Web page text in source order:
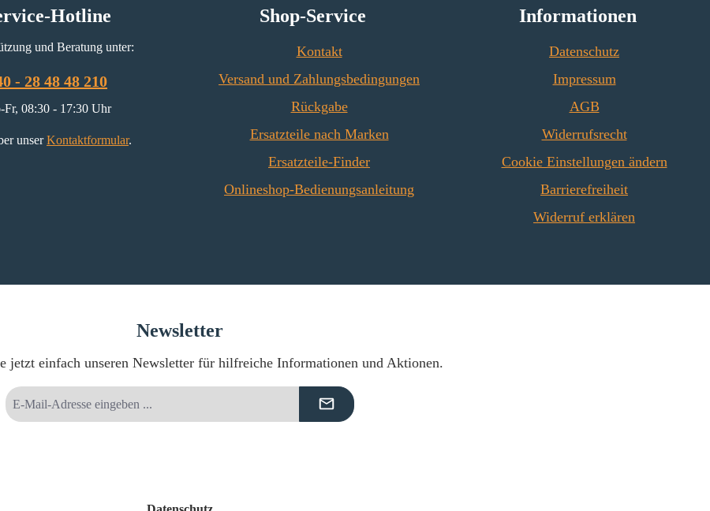
Hotline
und Beratung unter:
- 28 48 48 210
Fr, 08:30 - 17:30 Uhr
unserKontaktformular.
Shop-Service
Kontakt
Versand und Zahlungsbedingungen
Rückgabe
Ersatzteile nach Marken
Ersatzteile-Finder
Onlineshop-Bedienungsanleitung
Informationen
Datenschutz
Impressum
AGB
Widerrufsrecht
Cookie Einstellungen ändern
Barrierefreiheit
Widerruf erklären
Newsletter
jetzt einfach unseren Newsletter für hilfreiche Informationen und Aktionen.
E-
Mail-